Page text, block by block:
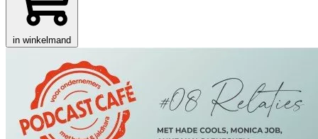
in winkelmand